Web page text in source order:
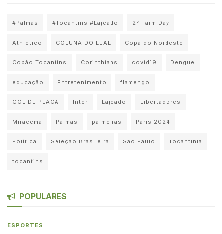
#Palmas #Tocantins #Lajeado 2° Farm Day
Athletico COLUNA DO LEAL Copa do Nordeste
Copão Tocantins Corinthians covid19 Dengue
educação Entretenimento flamengo
GOL DE PLACA Inter Lajeado Libertadores
Miracema Palmas palmeiras Paris 2024
Política Seleção Brasileira São Paulo Tocantinia
tocantins
POPULARES
ESPORTES